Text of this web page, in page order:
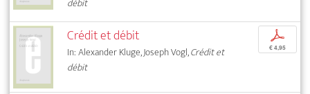
débit
Crédit et débit
In: Alexander Kluge, Joseph Vogl,Crédit et
débit
p
€ 4,95